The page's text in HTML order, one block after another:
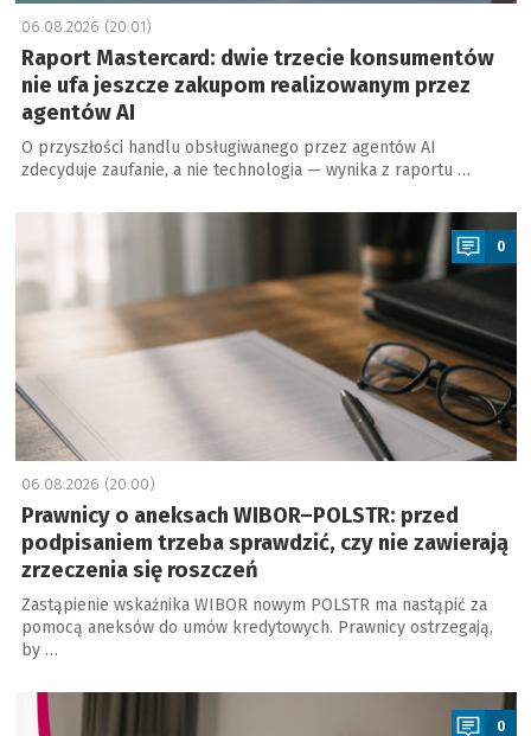
06.08.2026 (20:01)
Raport Mastercard: dwie trzecie konsumentów
nie ufa jeszcze zakupom realizowanym przez
agentów AI
O przyszłości handlu obsługiwanego przez agentów AI
zdecyduje zaufanie, a nie technologia — wynika z raportu …
a
0
06.08.2026 (20:00)
Prawnicy o aneksach WIBOR–POLSTR: przed
podpisaniem trzeba sprawdzić, czy nie zawierają
zrzeczenia się roszczeń
Zastąpienie wskaźnika WIBOR nowym POLSTR ma nastąpić za
pomocą aneksów do umów kredytowych. Prawnicy ostrzegają,
by …
0